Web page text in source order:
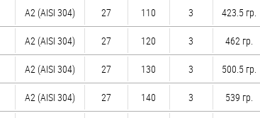
А2 (AISI 304) 27 110 3 423.5 гр.
А2 (AISI 304) 27 120 3 462 гр.
А2 (AISI 304) 27 130 3 500.5 гр.
А2 (AISI 304) 27 140 3 539 гр.